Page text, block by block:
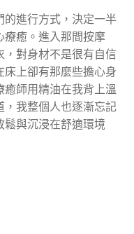
的進行方式，決定一半
療癒。進入那間按摩
對身材不是很有自信
上卻有那麼些擔心身
師用精油在我背上溫
，我整個人也逐漸忘記
鬆與沉浸在舒適環境